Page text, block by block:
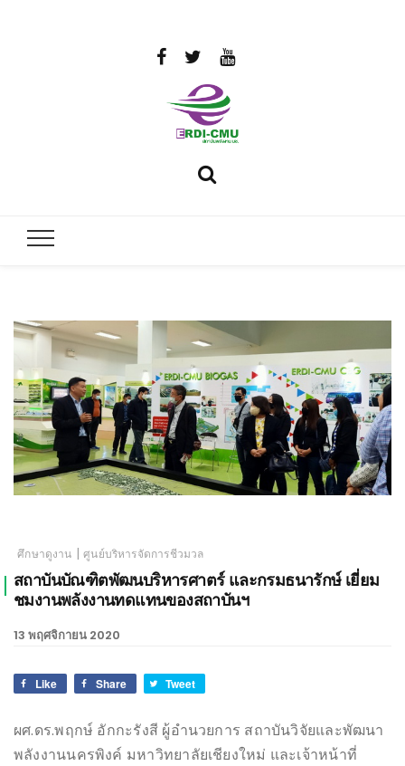
พิงค์
มหาวิทยาลัย
เชียงใหม่
ศึกษาดูงาน | ศูนย์บริหารจัดการชีวมวล
สถาบันบัณฑิตพัฒนบริหารศาตร์ และกรมธนารักษ์ เยี่ยม
ชมงานพลังงานทดแทนของสถาบันฯ
13 พฤศจิกายน 2020
Like Share Tweet
ผศ.ดร.พฤกษ์ อักกะรังสี ผู้อำนวยการ สถาบันวิจัยและพัฒนา
พลังงานนครพิงค์ มหาวิทยาลัยเชียงใหม่ และเจ้าหน้าที่